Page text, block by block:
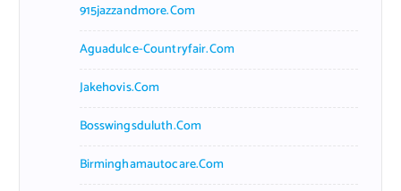
915jazzandmore.com
Aguadulce-Countryfair.com
Jakehovis.com
Bosswingsduluth.com
Birminghamautocare.com